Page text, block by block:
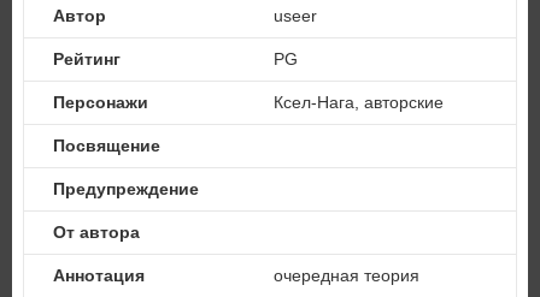
Автор useer
Рейтинг PG
Персонажи Ксел-Нага, авторские
Посвящение
Предупреждение
От автора
Аннотация
очередная теория